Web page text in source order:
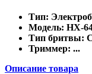
Тип:
Модель: HX-
Тип бритвы:
Триммер: ...
Описание товара